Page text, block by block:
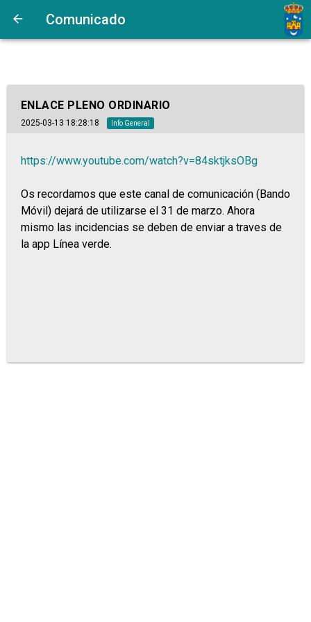
Comunicado
ENLACE PLENO ORDINARIO
2025-03-13 18:28:18 Info General
https://www.youtube.com/watch?v=84sktjksOBg
Os recordamos que este canal de comunicación (Bando
Móvil) dejará de utilizarse el 31 de marzo. Ahora
mismo las incidencias se deben de enviar a traves de
la app Línea verde.